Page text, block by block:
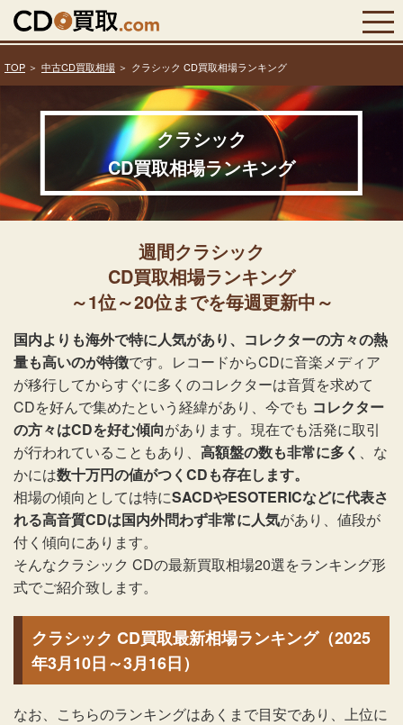
TOP 中古CD買取相場 クラシック CD買取相場ランキング
クラシック
CD買取相場ランキング
週間クラシック
CD買取相場ランキング
～1位～20位までを毎週更新中～
国内よりも海外で特に人気があり、コレクターの方々の熱
量も高いのが特徴です。レコードからCDに音楽メディア
が移行してからすぐに多くのコレクターは音質を求めて
CDを好んで集めたという経緯があり、今でも コレクター
の方々はCDを好む傾向があります。現在でも活発に取引
が行われていることもあり、 高額盤の数も非常に多く 、な
かには数十万円の値がつくCDも存在します。
相場の傾向としては特にSACDやESOTERICなどに代表さ
れる高音質CDは国内外問わず非常に人気があり、値段が
付く傾向にあります。
そんなクラシック CDの最新買取相場20選をランキング形
式でご紹介致します。
クラシック CD買取最新相場ランキング（2025
年3月10日～3月16日）
なお、こちらのランキングはあくまで目安であり、上位に